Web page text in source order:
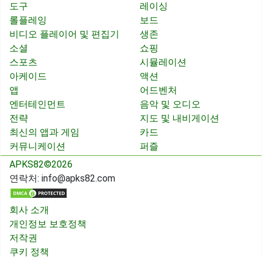
도구
레이싱
롤플레잉
보드
비디오 플레이어 및 편집기
생존
소셜
쇼핑
스포츠
시뮬레이션
아케이드
액션
앱
어드벤처
엔터테인먼트
음악 및 오디오
전략
지도 및 내비게이션
최신의 앱과 게임
카드
커뮤니케이션
퍼즐
APKS82©2026
연락처: info@apks82.com
회사 소개
개인정보 보호정책
저작권
쿠키 정책